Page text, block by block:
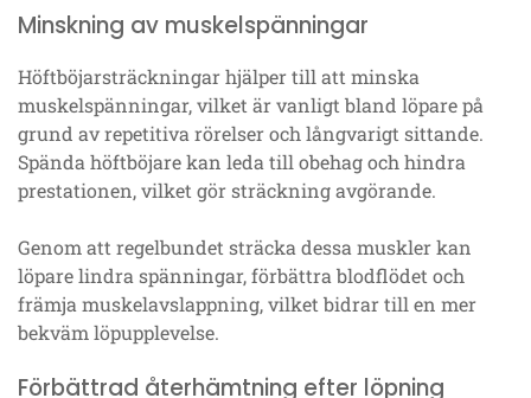
Minskning av muskelspänningar
Höftböjarsträckningar hjälper till att minska
muskelspänningar, vilket är vanligt bland löpare på
grund av repetitiva rörelser och långvarigt sittande.
Spända höftböjare kan leda till obehag och hindra
prestationen, vilket gör sträckning avgörande.
Genom att regelbundet sträcka dessa muskler kan
löpare lindra spänningar, förbättra blodflödet och
främja muskelavslappning, vilket bidrar till en mer
bekväm löpupplevelse.
Förbättrad återhämtning efter löpning